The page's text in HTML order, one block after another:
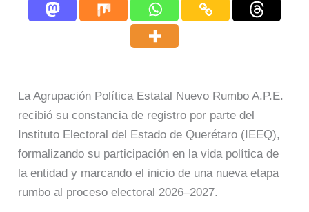
La Agrupación Política Estatal Nuevo Rumbo A.P.E.
recibió su constancia de registro por parte del
Instituto Electoral del Estado de Querétaro (IEEQ),
formalizando su participación en la vida política de
la entidad y marcando el inicio de una nueva etapa
rumbo al proceso electoral 2026–2027.